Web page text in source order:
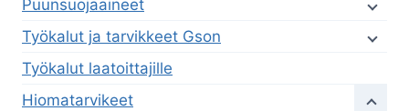
Puunsuojaaineet
Työkalut ja tarvikkeet Gson
Työkalut laatoittajille
Hiomatarvikeet